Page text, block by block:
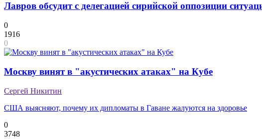
Лавров обсудит с делегацией сирийской оппозиции
0
1916
0
Москву винят в "акустических атаках" на Кубе
Сергей Никитин
США выясняют, почему их дипломаты в Гаване жалуются на здоровье
0
3748